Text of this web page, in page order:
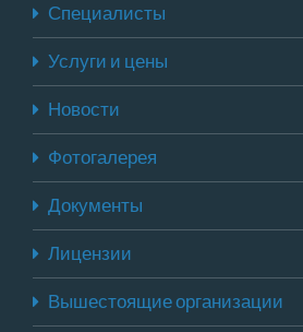
Специалисты
Услуги и цены
Новости
Фотогалерея
Документы
Лицензии
Вышестоящие организации